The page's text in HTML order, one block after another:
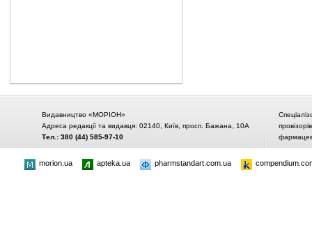
Видавництво «МОРІОН»
Адреса редакції та видавця: 02140, Київ, просп. Бажана, 10А
Тел.: 380 (44) 585-97-10
morion.ua apteka.ua pharmstandart.com.ua